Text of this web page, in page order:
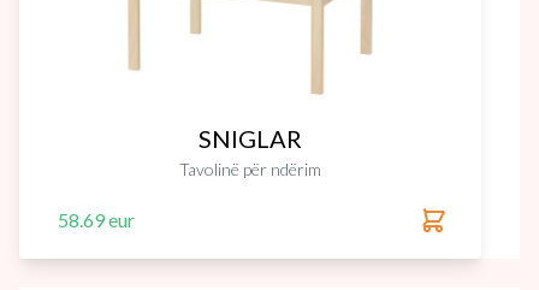
SNIGLAR
Tavolinë për ndërim
58.69 eur